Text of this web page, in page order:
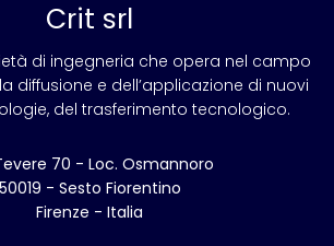
Crit srl
di ingegneria che opera nel campo
diffusione e dell’applicazione di nuovi
del trasferimento tecnologico.
70 - Loc. Osmannoro
50019 - Sesto Fiorentino
Firenze - Italia